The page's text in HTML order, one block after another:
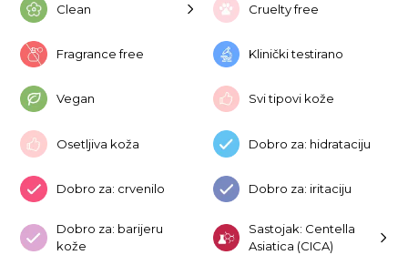
Clean Cruelty free
Fragrance free Klinički testirano
Vegan Svi tipovi kože
Osetljiva koža Dobro za: hidrataciju
Dobro za: crvenilo Dobro za: iritaciju
Dobro za: barijeru
kože
Sastojak: Centella
Asiatica (CICA)